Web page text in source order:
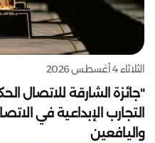
الثلاثاء 4 أغسطس 2026
"جائزة الشارقة للاتصال
التجارب الإبداعية في
واليافعين